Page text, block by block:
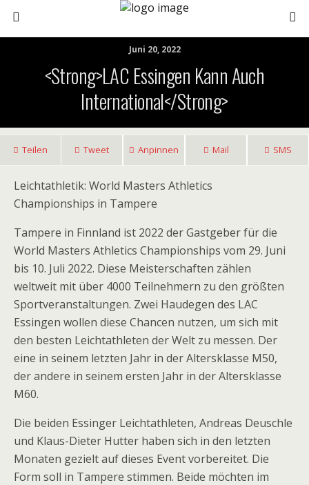
Juni 20, 2022
<strong>LAC Essingen Kann Auch
International</strong>
Teilen Tweet Anpinnen Mail SMS
Leichtathletik: World Masters Athletics
Championships in Tampere
Tampere in Finnland ist 2022 der Gastgeber für die
World Masters Athletics Championships vom 29. Juni
bis 10. Juli 2022. Diese Meisterschaften zählen
weltweit mit über 4000 Teilnehmern zu den größten
Sportveranstaltungen. Zwei Haudegen des LAC
Essingen wollen diese Chancen nutzen, um sich mit
den besten Leichtathleten der Welt zu messen. Der
eine in seinem letzten Jahr in der Altersklasse M50,
der andere in seinem ersten Jahr in der Altersklasse
M60.
Die beiden Essinger Leichtathleten, Andreas Deuschle
und Klaus-Dieter Hutter haben sich in den letzten
Monaten gezielt auf dieses Event vorbereitet. Die
Form soll in Tampere stimmen. Beide möchten im